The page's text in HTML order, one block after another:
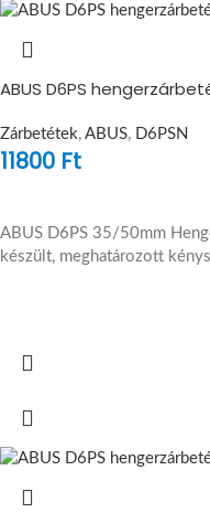
ABUS D6PS
Zárbetétek, ABUS, D6PSN
11800 Ft
ABUS D6PS 35/50mm
készült, meghatározott